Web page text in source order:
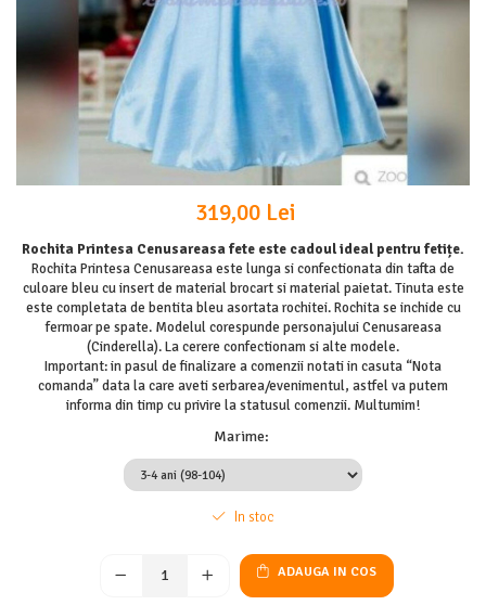
319,00 Lei
Rochita Printesa Cenusareasa fete este cadoul ideal pentru fetițe.
Rochita Printesa Cenusareasa este lunga si confectionata din tafta de
culoare bleu cu insert de material brocart si material paietat. Tinuta este
este completata de bentita bleu asortata rochitei. Rochita se inchide cu
fermoar pe spate. Modelul corespunde personajului Cenusareasa
(Cinderella). La cerere confectionam si alte modele.
Important: in pasul de finalizare a comenzii notati in casuta “Nota
comanda” data la care aveti serbarea/evenimentul, astfel va putem
informa din timp cu privire la statusul comenzii. Multumim!
Marime:
In stoc
ADAUGA IN COS